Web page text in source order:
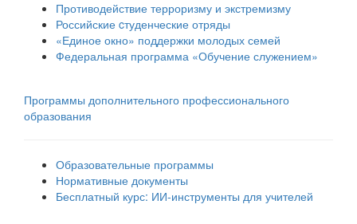
Противодействие терроризму и экстремизму
Российские cтуденческие отряды
«Единое окно» поддержки молодых семей
Федеральная программа «Обучение служением»
Программы дополнительного профессионального
образования
Образовательные программы
Нормативные документы
Бесплатный курс: ИИ‑инструменты для учителей